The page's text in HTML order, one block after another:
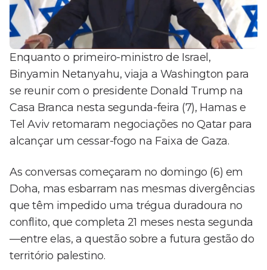
Enquanto o primeiro-ministro de Israel,
Binyamin Netanyahu, viaja a Washington para
se reunir com o presidente Donald Trump na
Casa Branca nesta segunda-feira (7), Hamas e
Tel Aviv retomaram negociações no Qatar para
alcançar um cessar-fogo na Faixa de Gaza.
As conversas começaram no domingo (6) em
Doha, mas esbarram nas mesmas divergências
que têm impedido uma trégua duradoura no
conflito, que completa 21 meses nesta segunda
—entre elas, a questão sobre a futura gestão do
território palestino.